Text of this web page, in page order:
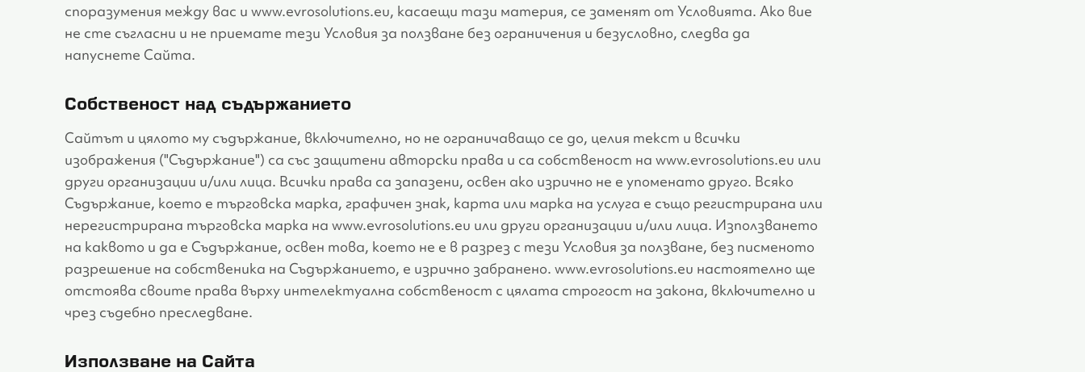
споразумения между вас и www.evrosolutions.eu, касаещи тази материя, се заменят от Условията. Ако вие
не сте съгласни и не приемате тези Условия за ползване без ограничения и безусловно, следва да
напуснете Сайта.
Собственост над съдържанието
Сайтът и цялото му съдържание, включително, но не ограничаващо се до, целия текст и всички
изображения ("Съдържание") са със защитени авторски права и са собственост на www.evrosolutions.eu или
други организации и/или лица. Всички права са запазени, освен ако изрично не е упоменато друго. Всяко
Съдържание, което е търговска марка, графичен знак, карта или марка на услуга е също регистрирана или
нерегистрирана търговска марка на www.evrosolutions.eu или други организации и/или лица. Използването
на каквото и да е Съдържание, освен това, което не е в разрез с тези Условия за ползване, без писменото
разрешение на собственика на Съдържанието, е изрично забранено. www.evrosolutions.eu настоятелно ще
отстоява своите права върху интелектуална собственост с цялата строгост на закона, включително и
чрез съдебно преследване.
Използване на Сайта